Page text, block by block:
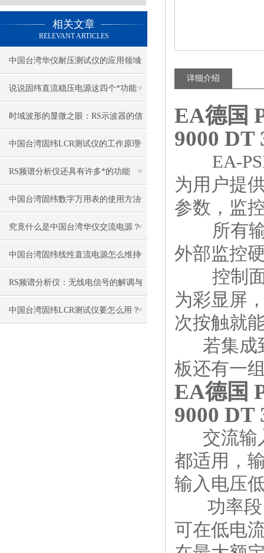
相关文章
RELEVANT ARTICLES
中国台湾华仪耐压测试仪的应用领域
都有哪些？
说说固纬直流稳压电源这四个*功能
时域波形的显微之眼：RS示波器的信
号捕获原理与多维测试实践
中国台湾固纬LCR测试仪的工作原理
与应用
RS频谱分析仪还具有许多*的功能
中国台湾固纬数字万用表的使用方法
究竟什么是中国台湾华仪交流电源？
中国台湾固纬线性直流电源怎么维持
稳定的工作性能的？
RS频谱分析仪：无线电信号的解调与
解析
中国台湾固纬LCR测试仪要怎么用？
详细介绍
EA德国
9000 DT
EA-PSI
为用户提
参数，监
所有输
外部监控
控制面
为彩显屏
次按触就
若集成
板还有一
EA德国
9000 DT
交流输
都适用，
输入电压
功率段
可在低电